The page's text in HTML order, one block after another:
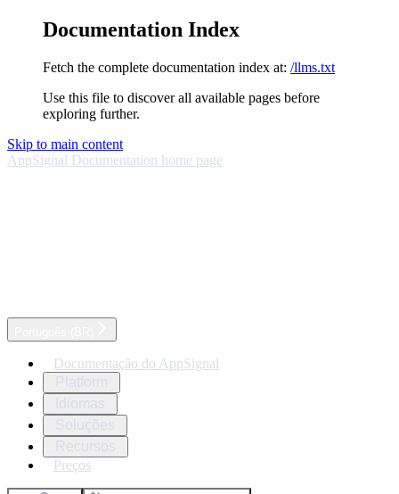
Documentation Index
Fetch the complete documentation index at: /llms.txt
Use this file to discover all available pages before
exploring further.
Skip to main content
AppSignal Documentation home page
Documentação do AppSignal
Preços